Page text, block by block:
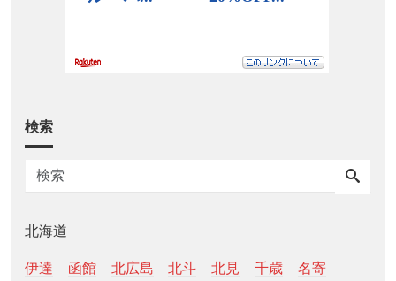
検索
北海道
伊達 函館 北広島 北斗 北見 千歳
名寄